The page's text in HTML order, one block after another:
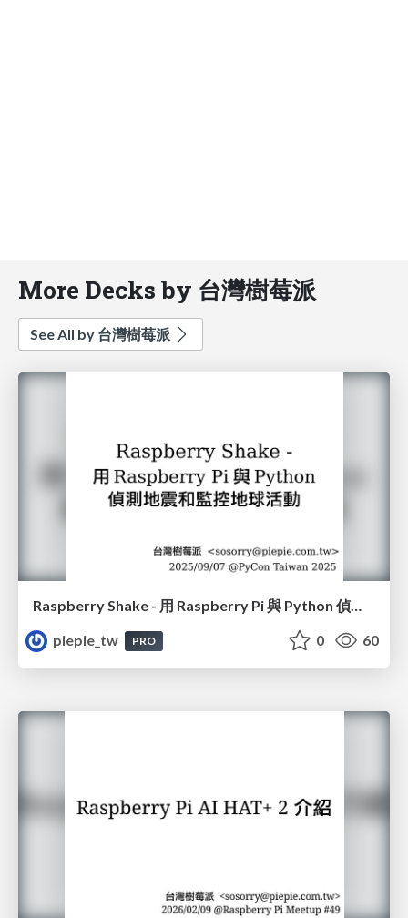
More Decks by 台灣樹莓派
See All by 台灣樹莓派
Raspberry Shake - 用 Raspberry Pi 與 Python 偵測地震和監控地球活動
piepie_tw
PRO 0 60